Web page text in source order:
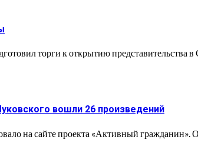
торги к открытию представительства
вошли 26 произведений
на сайте проекта «Активный